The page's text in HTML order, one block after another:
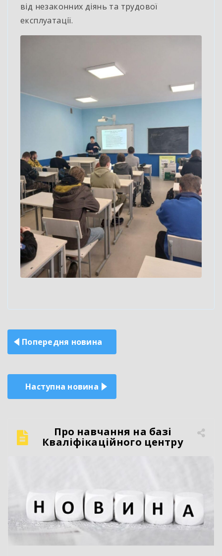
від незаконних діянь та трудової
експлуатації.
Навігація
записів
Попередня новина
Наступна новина
Про навчання на базі
Кваліфікаційного центру